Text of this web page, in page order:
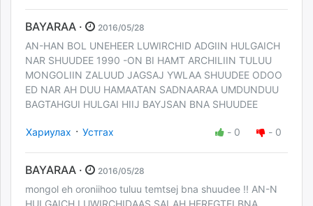
BAYARAA · 2016/05/28
AN-HAN BOL UNEHEER LUWIRCHID ADGIIN HULGAICH
NAR SHUUDEE 1990 -ON BI HAMT ARCHILIIN TULUU
MONGOLIIN ZALUUD JAGSAJ YWLAA SHUUDEE ODOO
ED NAR AH DUU HAMAATAN SADNAARAA UMDUNDUU
BAGTAHGUI HULGAI HIIJ BAYJSAN BNA SHUUDEE
Хариулах · Устгах - 0 - 0
BAYARAA · 2016/05/28
mongol eh oroniihoo tuluu temtsej bna shuudee !! AN-N
HULGAICH LUWIRCHIDAAS SALAH HEREGTEI BNA.